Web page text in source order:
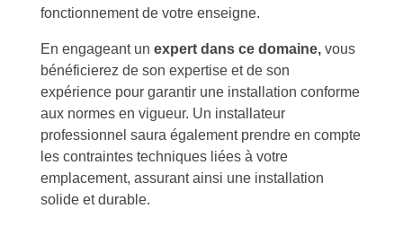
fonctionnement de votre enseigne.
En engageant un expert dans ce domaine, vous
bénéficierez de son expertise et de son
expérience pour garantir une installation conforme
aux normes en vigueur. Un installateur
professionnel saura également prendre en compte
les contraintes techniques liées à votre
emplacement, assurant ainsi une installation
solide et durable.